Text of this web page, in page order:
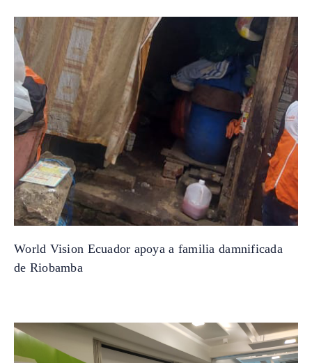
World Vision Ecuador apoya a familia damnificada
de Riobamba